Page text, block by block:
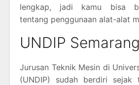
lengkap, jadi kamu bisa
tentang penggunaan alat-alat
UNDIP Semarang
Jurusan Teknik Mesin di
(UNDIP) sudah berdiri sejak